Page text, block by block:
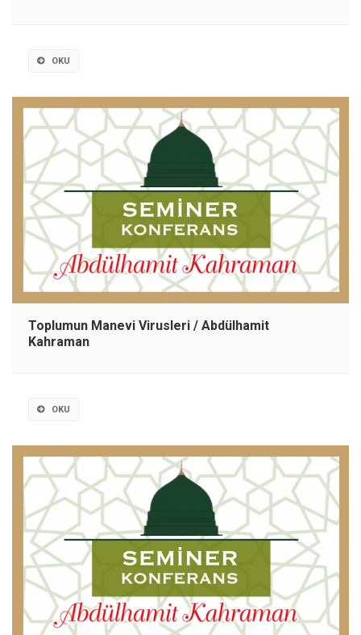
OKU
Toplumun Manevi Virusleri / Abdülhamit
Kahraman
OKU